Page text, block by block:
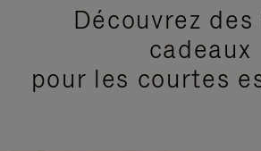
Découvrez
cadeaux
pour les courtes